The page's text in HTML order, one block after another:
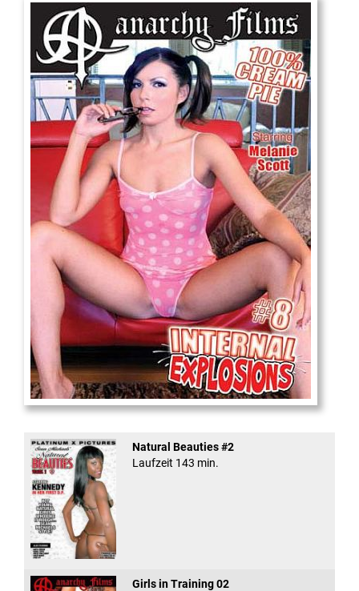
Internal Explosionen
Natural Beauties #2
Laufzeit 143 min.
Girls in Training 02